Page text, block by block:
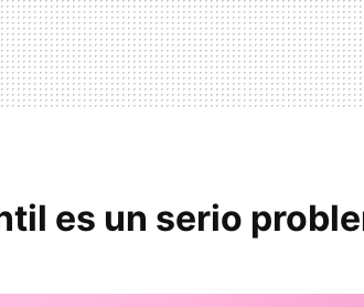
es un serio